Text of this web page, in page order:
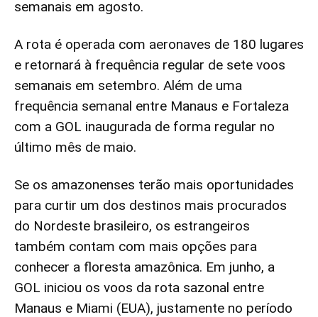
semanais em agosto.
A rota é operada com aeronaves de 180 lugares
e retornará à frequência regular de sete voos
semanais em setembro. Além de uma
frequência semanal entre Manaus e Fortaleza
com a GOL inaugurada de forma regular no
último mês de maio.
Se os amazonenses terão mais oportunidades
para curtir um dos destinos mais procurados
do Nordeste brasileiro, os estrangeiros
também contam com mais opções para
conhecer a floresta amazônica. Em junho, a
GOL iniciou os voos da rota sazonal entre
Manaus e Miami (EUA), justamente no período